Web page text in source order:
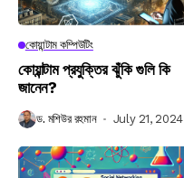
কোয়ান্টাম কম্পিউটিং
কোয়ান্টাম প্রযুক্তির ঝুঁকি গুলি কি
জানেন?
ড. মশিউর রহমান July 21, 2024